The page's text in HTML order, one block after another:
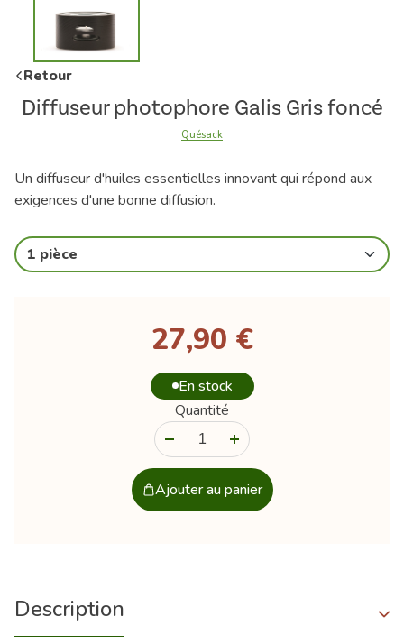
Retour
Diffuseur photophore Galis Gris foncé
Quésack
Un diffuseur d'huiles essentielles innovant qui répond aux
exigences d'une bonne diffusion.
1 pièce
27,90 €
En stock
Quantité
Ajouter au panier
Description